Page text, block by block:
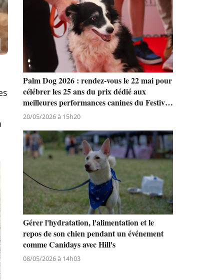
Palm Dog 2026 : rendez-vous le 22 mai pour
célébrer les 25 ans du prix dédié aux
meilleures performances canines du Festival
de Cannes
20/05/2026 à 15h20
Gérer l'hydratation, l'alimentation et le
repos de son chien pendant un événement
comme Canidays avec Hill's
08/05/2026 à 14h03